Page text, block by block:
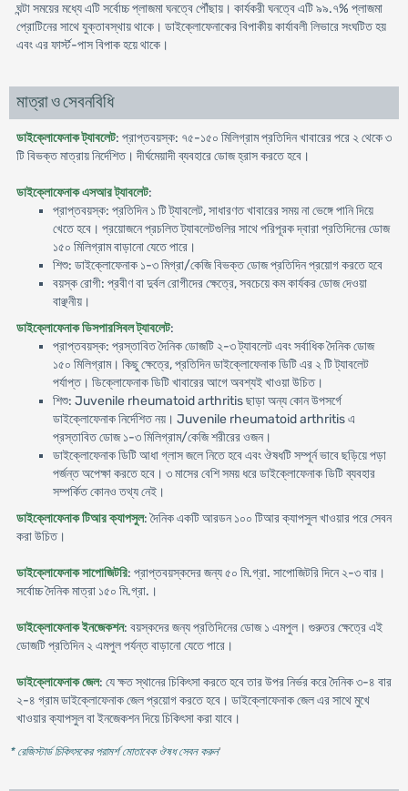
ঘন্টা সময়ের মধ্যে এটি সর্বোচ্চ প্লাজমা ঘনত্বে পৌঁছায়। কার্যকরী ঘনত্বে এটি ৯৯.৭% প্লাজমা
প্রোটিনের সাথে যুক্তাবস্থায় থাকে। ডাইক্লোফেনাকের বিপাকীয় কার্যাবলী লিভারে সংঘটিত হয়
এবং এর ফার্স্ট-পাস বিপাক হয়ে থাকে।
মাত্রা ও সেবনবিধি
ডাইক্লোফেনাক ট্যাবলেট: প্রাপ্তবয়স্ক: ৭৫-১৫০ মিলিগ্রাম প্রতিদিন খাবারের পরে ২ থেকে ৩
টি বিভক্ত মাত্রায় নির্দেশিত। দীর্ঘমেয়াদী ব্যবহারে ডোজ হ্রাস করতে হবে।
ডাইক্লোফেনাক এসআর ট্যাবলেট:
প্রাপ্তবয়স্ক: প্রতিদিন ১ টি ট্যাবলেট, সাধারণত খাবারের সময় না ভেঙ্গে পানি দিয়ে
খেতে হবে। প্রয়োজনে প্রচলিত ট্যাবলেটগুলির সাথে পরিপূরক দ্বারা প্রতিদিনের ডোজ
১৫০ মিলিগ্রাম বাড়ানো যেতে পারে।
শিশু: ডাইক্লোফেনাক ১-৩ মিগ্রা/কেজি বিভক্ত ডোজ প্রতিদিন প্রয়োগ করতে হবে
বয়স্ক রোগী: প্রবীণ বা দুর্বল রোগীদের ক্ষেত্রে, সবচেয়ে কম কার্যকর ডোজ দেওয়া
বাঞ্ছনীয়।
ডাইক্লোফেনাক ডিসপারসিবল ট্যাবলেট:
প্রাপ্তবয়স্ক: প্রস্তাবিত দৈনিক ডোজটি ২-৩ ট্যাবলেট এবং সর্বাধিক দৈনিক ডোজ
১৫০ মিলিগ্রাম। কিছু ক্ষেত্রে, প্রতিদিন ডাইক্লোফেনাক ডিটি এর ২ টি ট্যাবলেট
পর্যাপ্ত। ডিক্লোফেনাক ডিটি খাবারের আগে অবশ্যই খাওয়া উচিত।
শিশু: Juvenile rheumatoid arthritis ছাড়া অন্য কোন উপসর্গে
ডাইক্লোফেনাক নির্দেশিত নয়। Juvenile rheumatoid arthritis এ
প্রস্তাবিত ডোজ ১-৩ মিলিগ্রাম/কেজি শরীরের ওজন।
ডাইক্লোফেনাক ডিটি আধা গ্লাস জলে নিতে হবে এবং ঔষধটি সম্পূর্ন ভাবে ছড়িয়ে পড়া
পর্জন্ত অপেক্ষা করতে হবে। ৩ মাসের বেশি সময় ধরে ডাইক্লোফেনাক ডিটি ব্যবহার
সম্পর্কিত কোনও তথ্য নেই।
ডাইক্লোফেনাক টিআর ক্যাপসুল: দৈনিক একটি আরডন ১০০ টিআর ক্যাপসুল খাওয়ার পরে সেবন
করা উচিত।
ডাইক্লোফেনাক সাপোজিটরি: প্রাপ্তবয়স্কদের জন্য ৫০ মি.গ্রা. সাপোজিটরি দিনে ২-৩ বার।
সর্বোচ্চ দৈনিক মাত্রা ১৫০ মি.গ্রা.।
ডাইক্লোফেনাক ইনজেকশন: বয়স্কদের জন্য প্রতিদিনের ডোজ ১ এমপুল। গুরুতর ক্ষেত্রে এই
ডোজটি প্রতিদিন ২ এমপুল পর্যন্ত বাড়ানো যেতে পারে।
ডাইক্লোফেনাক জেল: যে ক্ষত স্থানের চিকিৎসা করতে হবে তার উপর নির্ভর করে দৈনিক ৩-৪ বার
২-৪ গ্রাম ডাইক্লোফেনাক জেল প্রয়োগ করতে হবে। ডাইক্লোফেনাক জেল এর সাথে মুখে
খাওয়ার ক্যাপসুল বা ইনজেকশন দিয়ে চিকিৎসা করা যাবে।
* রেজিস্টার্ড চিকিৎসকের পরামর্শ মোতাবেক ঔষধ সেবন করুন'